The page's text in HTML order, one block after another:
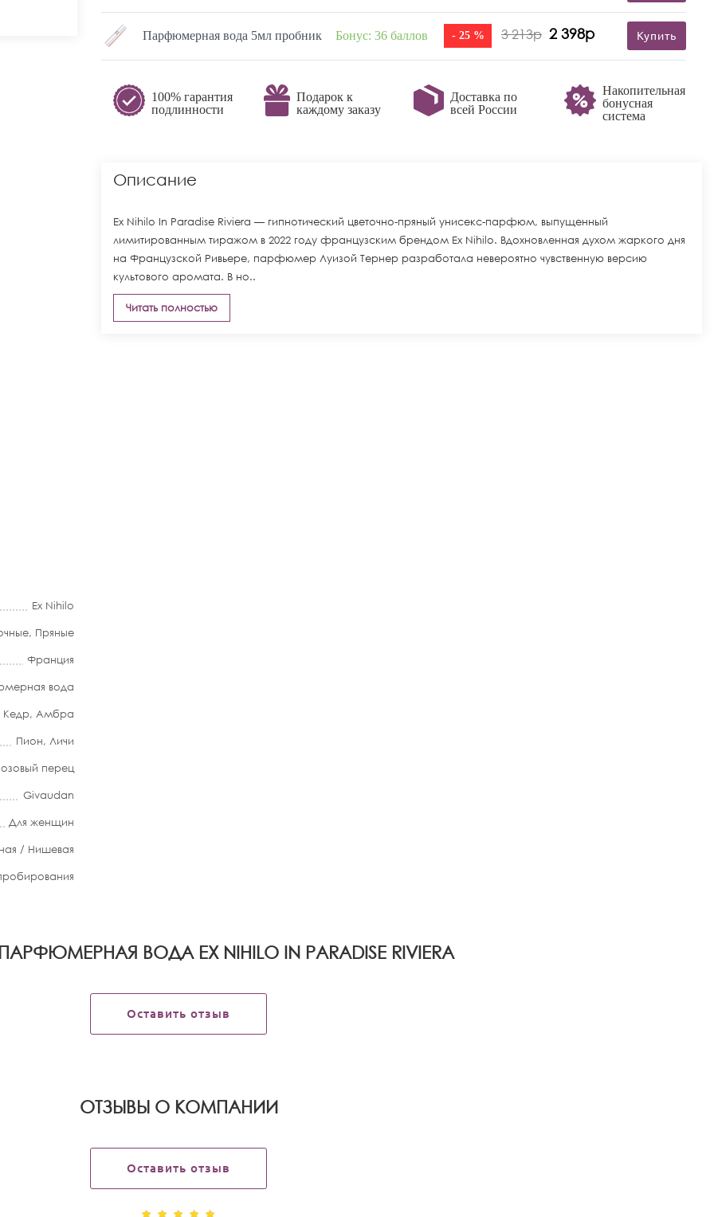
Ex Nihilo
, Пряные
Франция
вода
Кедр, Амбра
Пион, Личи
перец
Givaudan
Для женщин
/ Нишевая
Парфюмерная вода 5мл пробник Бонус: 36 баллов - 25 % 3 213р 2 398р Купить
100% гарантия
подлинности
Подарок к
каждому заказу
Доставка по
всей России
Накопительная
бонусная
система
Описание
Ex Nihilo In Paradise Riviera — гипнотический цветочно-пряный унисекс-парфюм, выпущенный
лимитированным тиражом в 2022 году французским брендом Ex Nihilo. Вдохновленная духом жаркого дня
на Французской Ривьере, парфюмер Луизой Тернер разработала невероятно чувственную версию
культового аромата. В но..
Читать полностью
ВОДА EX NIHILO IN PARADISE RIVIERA
Оставить отзыв
OТЗЫВЫ О КОМПАНИИ
Оставить отзыв